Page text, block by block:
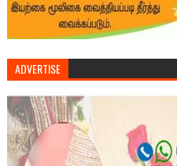
ADVERTISE